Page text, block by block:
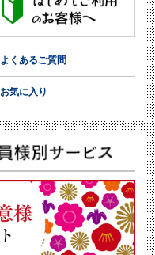
よくあるご質問
お気に入り